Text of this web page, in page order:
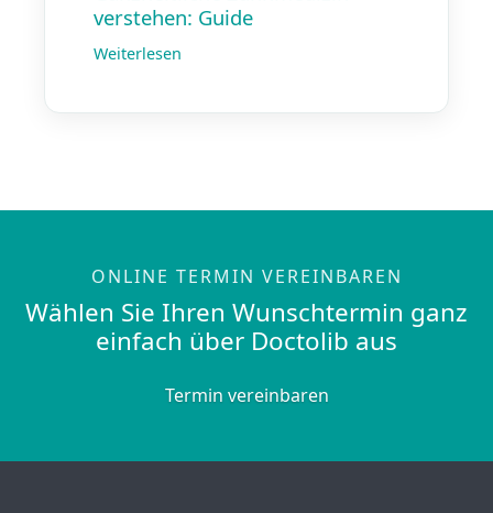
verstehen: Guide
Weiterlesen
ONLINE TERMIN VEREINBAREN
Wählen Sie Ihren Wunschtermin ganz
einfach über Doctolib aus
Termin vereinbaren